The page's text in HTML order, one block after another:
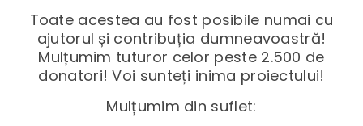
Toate acestea au fost posibile numai cu
ajutorul și contribuția dumneavoastră!
Mulțumim tuturor celor peste 2.500 de
donatori! Voi sunteți inima proiectului!
Mulțumim din suflet: